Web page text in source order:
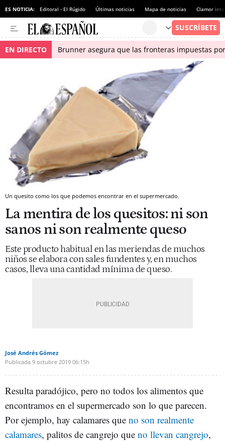
ES NOTICIA: Editoral - El Rúgido Últimas noticias Mapa de noticias Clamor
EN DIRECTO Brunner asegura que las fronteras impuestas
Un quesito como los que podemos encontrar en el supermercado.
La mentira de los quesitos: ni son
sanos ni son realmente queso
Este producto habitual en las meriendas de muchos
niños se elabora con sales fundentes y, en muchos
casos, lleva una cantidad mínima de queso.
José Andrés Gómez
Publicada 9 octubre 2019 06:15h
Resulta paradójico, pero no todos los alimentos que
encontramos en el supermercado son lo que parecen.
Por ejemplo, hay calamares que no son realmente
calamares, palitos de cangrejo que no llevan cangrejo,